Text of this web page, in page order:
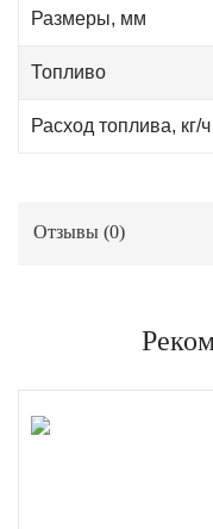
Размеры, мм
Топливо
Расход топлива, кг/ч
Отзывы (0)